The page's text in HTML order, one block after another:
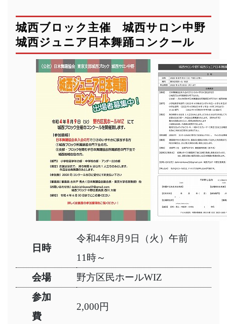
城西ブロック主催 城西サロン中野
城西ジュニア日本舞踊コンクール
日時
令和4年8月9日（火）午前
11時～
会場
野方区民ホールWIZ
参加
費
2,000円